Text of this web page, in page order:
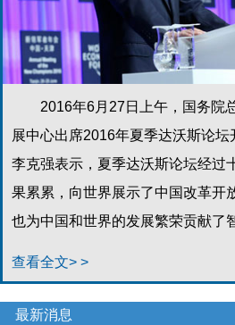
2016年6月27日上午，国务院
展中心出席2016年夏季达沃斯论坛
李克强表示，夏季达沃斯论坛经过
果累累，向世界展示了中国改革开
也为中国和世界的发展繁荣贡献
查看全文> >
最新消息